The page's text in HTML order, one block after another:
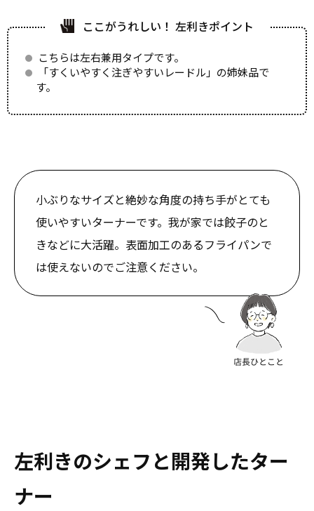
ここがうれしい！ 左利きポイント
こちらは左右兼用タイプです。
「すくいやすく注ぎやすいレードル」の姉妹品で
す。
小ぶりなサイズと絶妙な角度の持ち手がとても
使いやすいターナーです。我が家では餃子のと
きなどに大活躍。表面加工のあるフライパンで
は使えないのでご注意ください。
左利きのシェフと開発したター
ナー